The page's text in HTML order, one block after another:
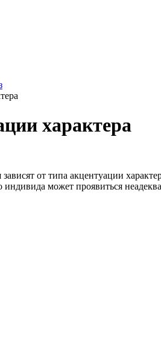
характера
от типа акцентуации
может проявиться